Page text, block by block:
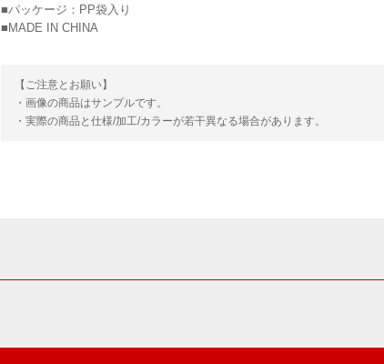
■パッケージ：PP袋入り
■MADE IN CHINA
【ご注意とお願い】
・画像の商品はサンプルです。
・実際の商品と仕様/加工/カラーが若干異なる場合があります。